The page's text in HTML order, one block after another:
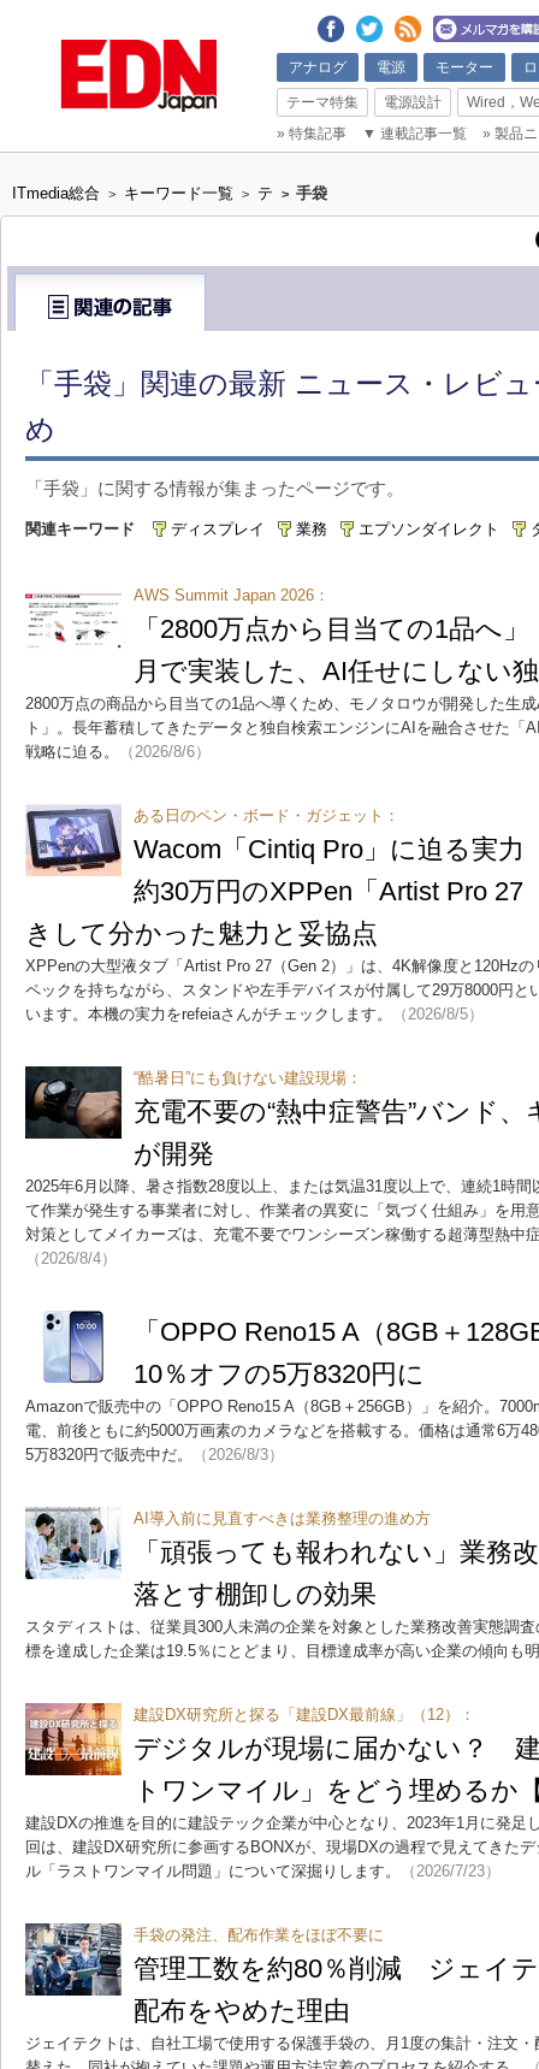
アナログ 電源 モーター
テーマ特集 電源設計
Wired，
» 特集記事 ▼ 連載記事一覧 » 製品
ITmedia総合 > キーワード一覧 > テ > 手袋
「手袋」関連の最新 ニュース・レビ
め
「手袋」に関する情報が集まったページです。
関連キーワード ディスプレイ 業務 エプソンダイレクト
AWS Summit Japan 2026：
「2800万点から目当ての1品へ
月で実装した、AI任せにしない
2800万点の商品から目当ての1品へ導くため、モノタロウが開発した生
ト」。長年蓄積してきたデータと独自検索エンジンにAIを融合させた「
戦略に迫る。
（2026/8/6）
ある日のペン・ボード・ガジェット：
Wacom「Cintiq Pro」に迫る実
約30万円のXPPen「Artist Pro 27
きして分かった魅力と妥協点
XPPenの大型液タブ「Artist Pro 27（Gen 2）」は、4K解像度と120Hz
ペックを持ちながら、スタンドや左手デバイスが付属して29万8000円と
います。本機の実力をrefeiaさんがチェックします。
（2026/8/5）
“酷暑日”にも負けない建設現場：
充電不要の“熱中症警告”バンド
が開発
2025年6月以降、暑さ指数28度以上、または気温31度以上で、連続1時
て作業が発生する事業者に対し、作業者の異変に「気づく仕組み」を用
対策としてメイカーズは、充電不要でワンシーズン稼働する超薄型熱中
（2026/8/4）
「OPPO Reno15 A（8GB＋
10％オフの5万8320円に
Amazonで販売中の「OPPO Reno15 A（8GB＋256GB）」を紹介。
電、前後ともに約5000万画素のカメラなどを搭載する。価格は通常6万
5万8320円で販売中だ。
（2026/8/3）
AI導入前に見直すべきは業務整理の進め方
「頑張っても報われない」業務
落とす棚卸しの効果
スタディストは、従業員300人未満の企業を対象とした業務改善実態調
標を達成した企業は19.5％にとどまり、目標達成率が高い企業の傾向も
建設DX研究所と探る「建設DX最前線」（12）：
デジタルが現場に届かない？
トワンマイル」をどう埋めるか
建設DXの推進を目的に建設テック企業が中心となり、2023年1月に発足
回は、建設DX研究所に参画するBONXが、現場DXの過程で見えてきた
ル「ラストワンマイル問題」について深掘りします。
（2026/7/23）
手袋の発注、配布作業をほぼ不要に
管理工数を約80％削減 ジェイ
配布をやめた理由
ジェイテクトは、自社工場で使用する保護手袋の、月1度の集計・注文